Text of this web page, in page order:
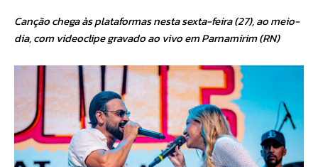
Canção chega às plataformas nesta sexta-feira (27), ao meio-
dia, com videoclipe gravado ao vivo em Parnamirim (RN)